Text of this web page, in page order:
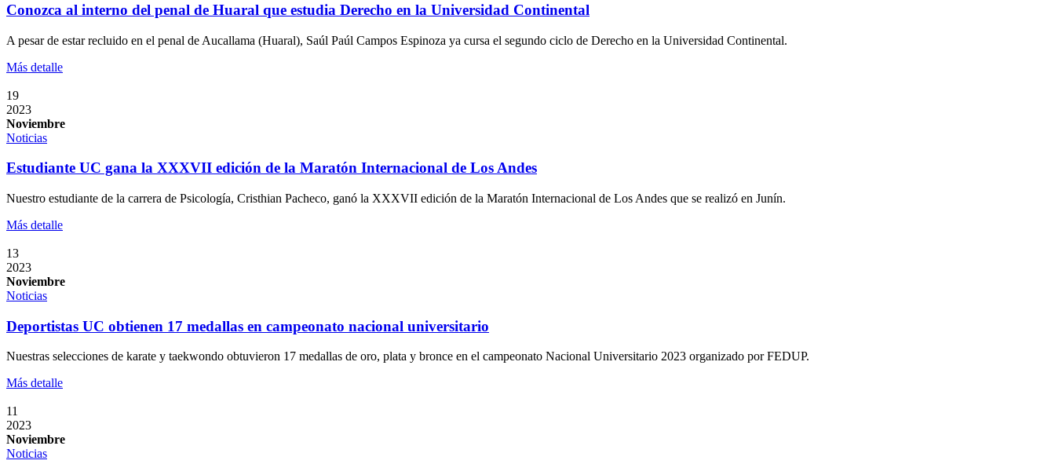
Conozca al interno del penal de Huaral que estudia Derecho en la Universidad Continental
A pesar de estar recluido en el penal de Aucallama (Huaral), Saúl Paúl Campos Espinoza ya cursa el segundo ciclo de Derecho en la Universidad Continental.
Más detalle
19
2023
Noviembre
Noticias
Estudiante UC gana la XXXVII edición de la Maratón Internacional de Los Andes
Nuestro estudiante de la carrera de Psicología, Cristhian Pacheco, ganó la XXXVII edición de la Maratón Internacional de Los Andes que se realizó en Junín.
Más detalle
13
2023
Noviembre
Noticias
Deportistas UC obtienen 17 medallas en campeonato nacional universitario
Nuestras selecciones de karate y taekwondo obtuvieron 17 medallas de oro, plata y bronce en el campeonato Nacional Universitario 2023 organizado por FEDUP.
Más detalle
11
2023
Noviembre
Noticias